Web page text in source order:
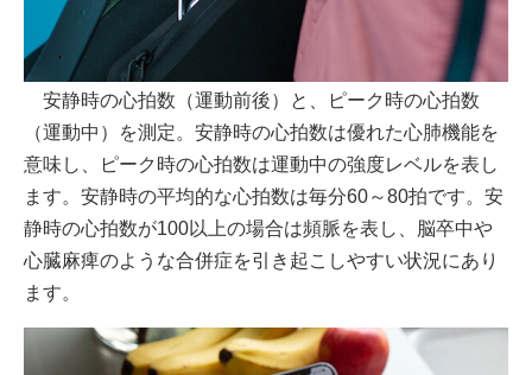
安静時の心拍数（運動前後）と、ピーク時の心拍数
（運動中）を測定。安静時の心拍数は優れた心肺機能を
意味し、ピーク時の心拍数は運動中の強度レベルを表し
ます。安静時の平均的な心拍数は毎分60～80拍です。安
静時の心拍数が100以上の場合は頻脈を表し、脳卒中や
心臓麻痺のような合併症を引き起こしやすい状況にあり
ます。